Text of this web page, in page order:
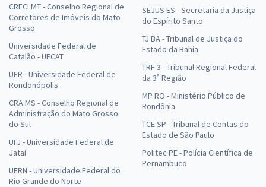
CRECI MT - Conselho Regional de
Corretores de Imóveis do Mato
Grosso
Universidade Federal de
Catalão - UFCAT
UFR - Universidade Federal de
Rondonópolis
CRA MS - Conselho Regional de
Administração do Mato Grosso
do Sul
UFJ - Universidade Federal de
Jataí
UFRN - Universidade Federal do
Rio Grande do Norte
SEJUS ES - Secretaria da Justiça
do Espírito Santo
TJ BA - Tribunal de Justiça do
Estado da Bahia
TRF 3 - Tribunal Regional Federal
da 3ª Região
MP RO - Ministério Público de
Rondônia
TCE SP - Tribunal de Contas do
Estado de São Paulo
Politec PE - Polícia Científica de
Pernambuco